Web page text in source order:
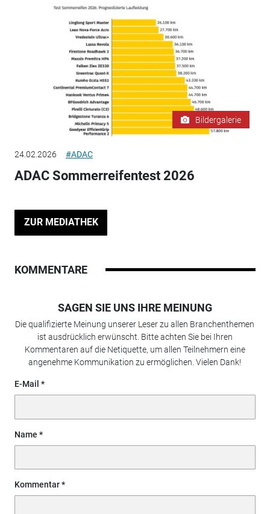
Bildergalerie
24.02.2026 #ADAC
ADAC Sommerreifentest 2026
ZUR MEDIATHEK
KOMMENTARE
SAGEN SIE UNS IHRE MEINUNG
Die qualifizierte Meinung unserer Leser zu allen Branchenthemen
ist ausdrücklich erwünscht. Bitte achten Sie bei Ihren
Kommentaren auf die Netiquette, um allen Teilnehmern eine
angenehme Kommunikation zu ermöglichen. Vielen Dank!
E-Mail
Name
Kommentar